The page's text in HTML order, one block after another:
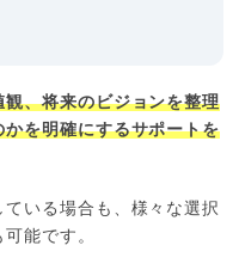
観、将来のビジョンを整理
を明確にするサポートを
いる場合も、様々な選択
能です。